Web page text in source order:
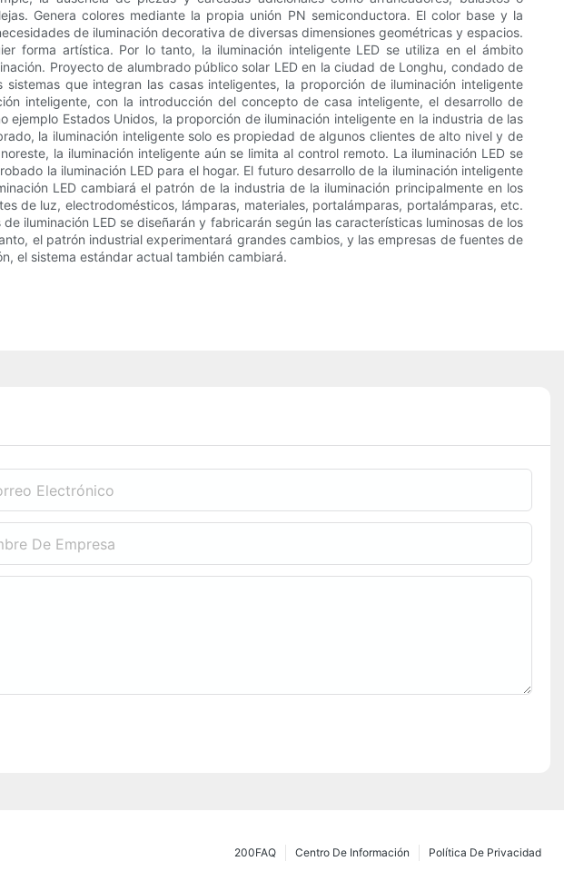
Genera colores mediante la propia unión PN semiconductora. El color base y la
de iluminación decorativa de diversas dimensiones geométricas y espacios.
forma artística. Por lo tanto, la iluminación inteligente LED se utiliza en el ámbito
Proyecto de alumbrado público solar LED en la ciudad de Longhu, condado de
que integran las casas inteligentes, la proporción de iluminación inteligente
inteligente, con la introducción del concepto de casa inteligente, el desarrollo de
Estados Unidos, la proporción de iluminación inteligente en la industria de las
la iluminación inteligente solo es propiedad de algunos clientes de alto nivel y de
la iluminación inteligente aún se limita al control remoto. La iluminación LED se
la iluminación LED para el hogar. El futuro desarrollo de la iluminación inteligente
LED cambiará el patrón de la industria de la iluminación principalmente en los
de luz, electrodomésticos, lámparas, materiales, portalámparas, portalámparas, etc.
iluminación LED se diseñarán y fabricarán según las características luminosas de los
el patrón industrial experimentará grandes cambios, y las empresas de fuentes de
el sistema estándar actual también cambiará.
Electrónico
De Empresa
Política De Privacidad
Centro De Información
200FAQ